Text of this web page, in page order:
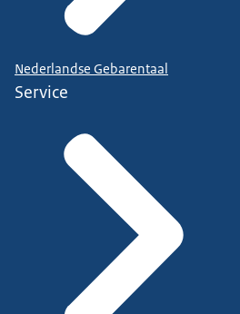
Nederlandse Gebarentaal
Service